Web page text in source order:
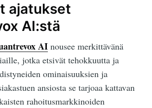
ajatukset
AI:stä
AI nousee merkittävänä
jotka etsivät tehokkuutta ja
ominaisuuksien ja
ansiosta se tarjoaa kattavan
rahoitusmarkkinoiden